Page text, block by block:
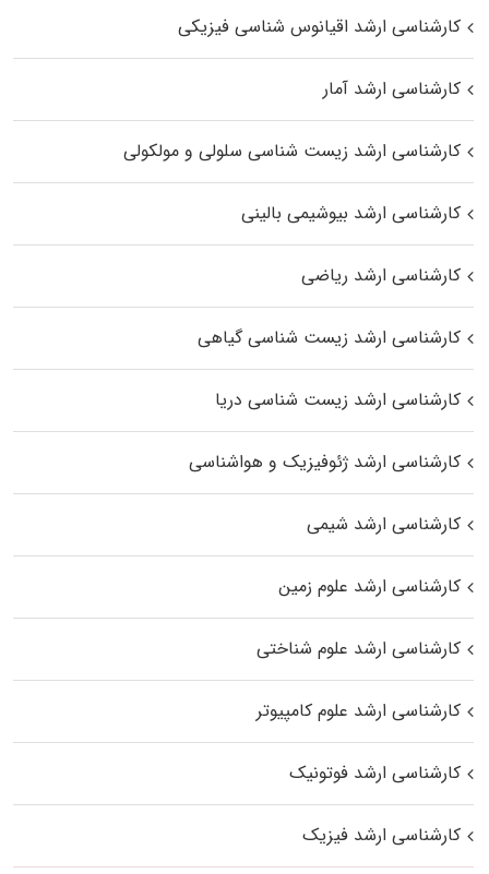
کارشناسی ارشد اقیانوس‌ شناسی فیزیکی
کارشناسی ارشد آمار
کارشناسی ارشد زیست شناسی سلولی و مولکولی
کارشناسی ارشد بیوشیمی بالینی
کارشناسی ارشد ریاضی
کارشناسی ارشد زیست‌ شناسی گیاهی
کارشناسی ارشد زیست‌ شناسی دریا
کارشناسی ارشد ژئوفیزیک و هواشناسی
کارشناسی ارشد شیمی
کارشناسی ارشد علوم زمین
کارشناسی ارشد علوم شناختی
کارشناسی ارشد علوم کامپیوتر
کارشناسی ارشد فوتونیک
کارشناسی ارشد فیزیک